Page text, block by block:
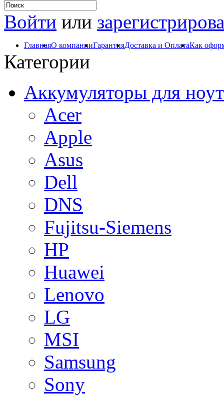
Войти или
ГлавнаяО компанииГарантияДоставка и ОплатаКак
Категории
Аккумуляторы для
Acer
Apple
Asus
Dell
DNS
Fujitsu-Siemens
HP
Huawei
Lenovo
LG
MSI
Samsung
Sony